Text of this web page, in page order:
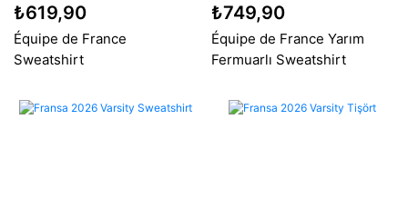
₺619,90
Équipe de France
Sweatshirt
₺749,90
Équipe de France Yarım
Fermuarlı Sweatshirt